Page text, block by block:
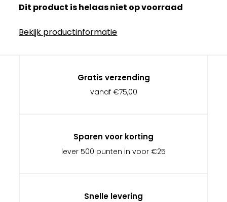
Dit product is helaas niet op voorraad
Bekijk productinformatie
Gratis verzending
vanaf €75,00
Sparen voor korting
lever 500 punten in voor €25
Snelle levering